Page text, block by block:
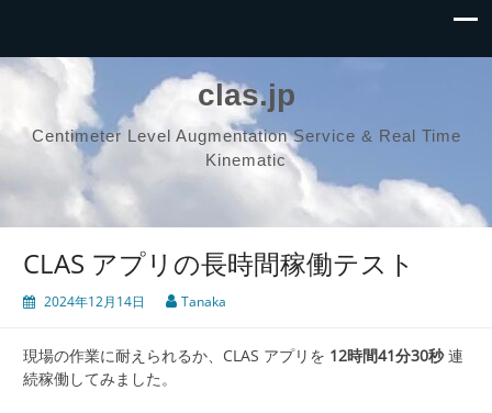
clas.jp
Centimeter Level Augmentation Service & Real Time
Kinematic
CLAS アプリの長時間稼働テスト
2024年12月14日 Tanaka
現場の作業に耐えられるか、CLAS アプリを 12時間41分30秒連
続稼働してみました。